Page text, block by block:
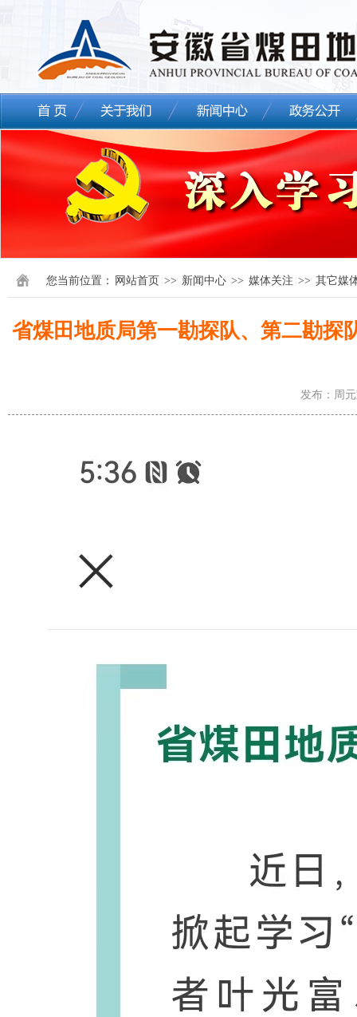
您当前位置： 网站首页 >> 新闻中心 >> 媒体关注 >> 其它媒
省煤田地质局第一勘探队、第二勘
发布：周